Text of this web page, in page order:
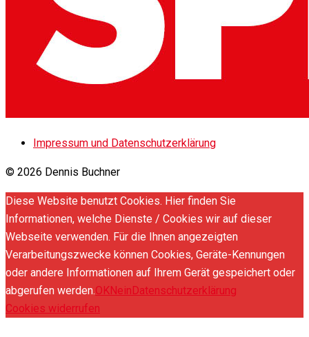
Impressum und Datenschutzerklärung
© 2026 Dennis Buchner
Diese Website benutzt Cookies. Hier finden Sie
Informationen, welche Dienste / Cookies wir auf dieser
Webseite verwenden. Für die Ihnen angezeigten
Verarbeitungszwecke können Cookies, Geräte-Kennungen
oder andere Informationen auf Ihrem Gerät gespeichert oder
abgerufen werden.OKNeinDatenschutzerklärung
Cookies widerrufen